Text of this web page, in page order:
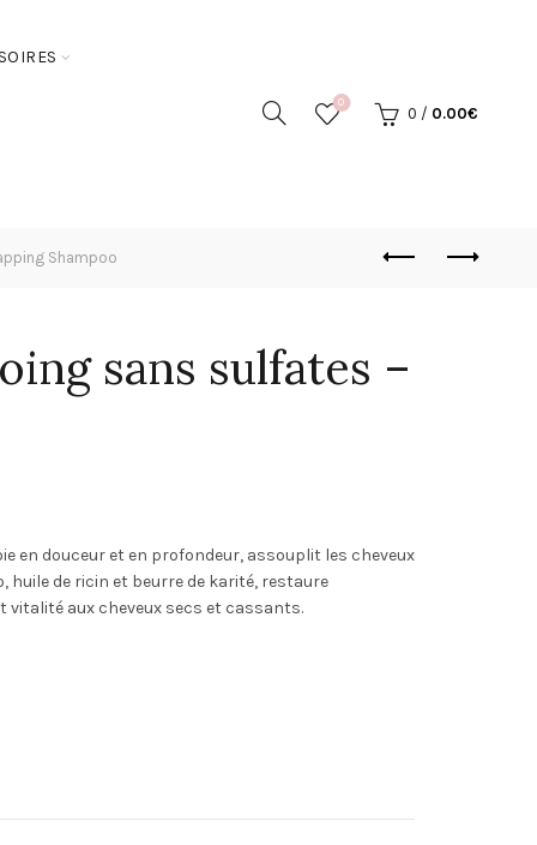
0
0 / 0.00€
Shampoo
sans sulfates –
en douceur et en profondeur, assouplit les cheveux
huile de ricin et beurre de karité, restaure
vitalité aux cheveux secs et cassants.